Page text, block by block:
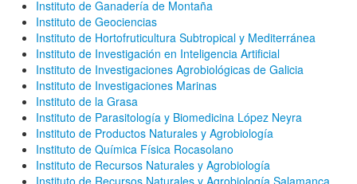
Instituto de Ganadería de Montaña
Instituto de Geociencias
Instituto de Hortofruticultura Subtropical y Mediterránea
Instituto de Investigación en Inteligencia Artificial
Instituto de Investigaciones Agrobiológicas de Galicia
Instituto de Investigaciones Marinas
Instituto de la Grasa
Instituto de Parasitología y Biomedicina López Neyra
Instituto de Productos Naturales y Agrobiología
Instituto de Química Física Rocasolano
Instituto de Recursos Naturales y Agrobiología
Instituto de Recursos Naturales y Agrobiología Salamanca